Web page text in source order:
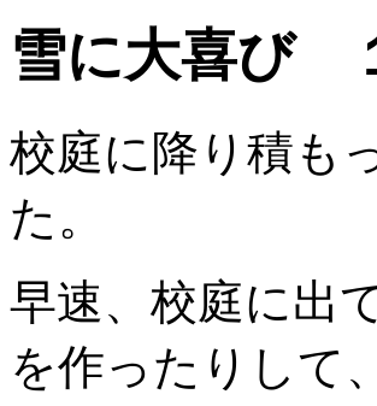
雪に大喜び
校庭に降り積も
た。
早速、校庭に出
を作ったりして